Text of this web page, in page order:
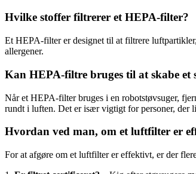
Hvilke stoffer filtrerer et HEPA-filter?
Et HEPA-filter er designet til at filtrere
allergener.
Kan HEPA-filtre bruges til at skabe et
Når et HEPA-filter bruges i en robotstøvsuger,
rundt i luften. Det er især vigtigt for personer, der
Hvordan ved man, om et luftfilter er
For at afgøre om et luftfilter er effektivt, er der